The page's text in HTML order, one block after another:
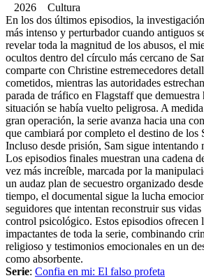
2026 Cultura
En los dos últimos episodios, la
más intenso y perturbador cuando antiguos
revelar toda la magnitud de los abusos, el
ocultos dentro del círculo más cercano de
comparte con Christine estremecedores
cometidos, mientras las autoridades
parada de tráfico en Flagstaff que demuestra
situación se había vuelto peligrosa. A
gran operación, la serie avanza hacia una
que cambiará por completo el destino de los
Incluso desde prisión, Sam sigue intentando
Los episodios finales muestran una cadena
vez más increíble, marcada por la
un audaz plan de secuestro organizado
tiempo, el documental sigue la lucha
seguidores que intentan reconstruir sus vidas
control psicológico. Estos episodios ofrecen
impactantes de toda la serie, combinando
religioso y testimonios emocionales en un
como absorbente.
Serie: Confia en mi: El falso profeta